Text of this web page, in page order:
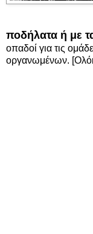
ποδήλατα ή με
οπαδοί για τις
οργανωμένων.